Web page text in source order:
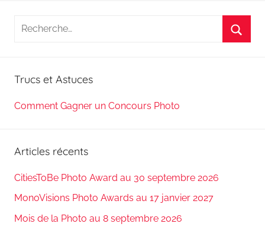
Recherche
Trucs et Astuces
Comment Gagner un Concours Photo
Articles récents
CitiesToBe Photo Award au 30 septembre 2026
MonoVisions Photo Awards au 17 janvier 2027
Mois de la Photo au 8 septembre 2026